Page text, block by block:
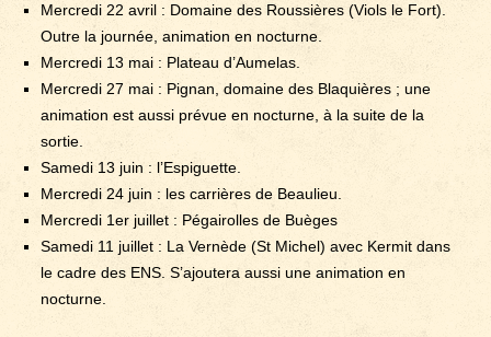
Mercredi 22 avril : Domaine des Roussières (Viols le Fort).
Outre la journée, animation en nocturne.
Mercredi 13 mai : Plateau d’Aumelas.
Mercredi 27 mai : Pignan, domaine des Blaquières ; une
animation est aussi prévue en nocturne, à la suite de la
sortie.
Samedi 13 juin : l’Espiguette.
Mercredi 24 juin : les carrières de Beaulieu.
Mercredi 1er juillet : Pégairolles de Buèges
Samedi 11 juillet : La Vernède (St Michel) avec Kermit dans
le cadre des ENS. S’ajoutera aussi une animation en
nocturne.